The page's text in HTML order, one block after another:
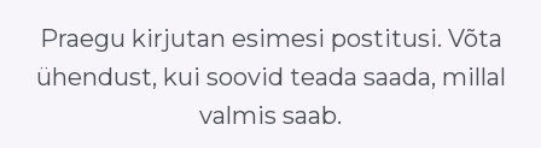
Praegu kirjutan esimesi postitusi. Võta
ühendust, kui soovid teada saada, millal
valmis saab.